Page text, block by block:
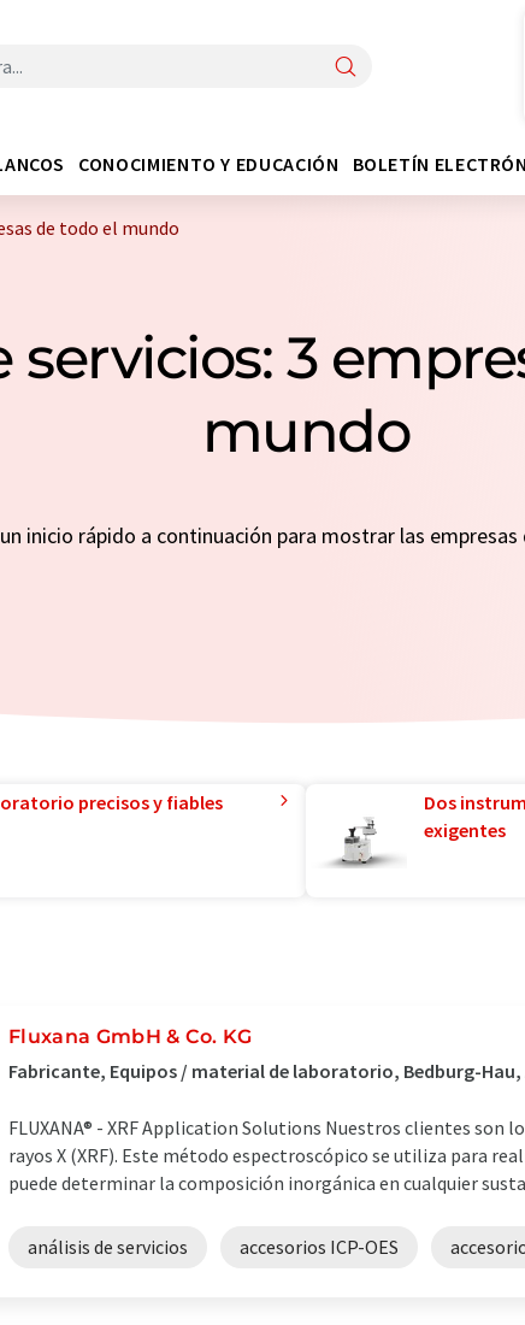
CONOCIMIENTO Y EDUCACIÓN BOLETÍN
de todo el mundo
servicios: 3
mundo
inicio rápido a continuación para mostrar las empresas
precisos y fiables
Dos
exigentes
Fluxana GmbH & Co. KG
Fabricante, Equipos / material de laboratorio, Bedburg-Hau,
FLUXANA® - XRF Application Solutions Nuestros clientes son
rayos X (XRF). Este método espectroscópico se utiliza para
puede determinar la composición inorgánica en cualquier
análisis de servicios accesorios ICP-OES